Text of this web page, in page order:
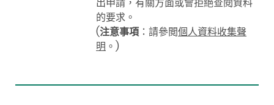
的要求。
(注意事項：請參閲個人資料收集聲
明 。)